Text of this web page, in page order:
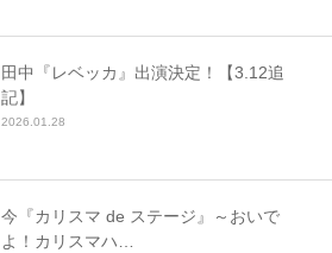
田中『レベッカ』出演決定！【3.12追
記】
2026.01.28
今『カリスマ de ステージ』～おいで
よ！カリスマハ…